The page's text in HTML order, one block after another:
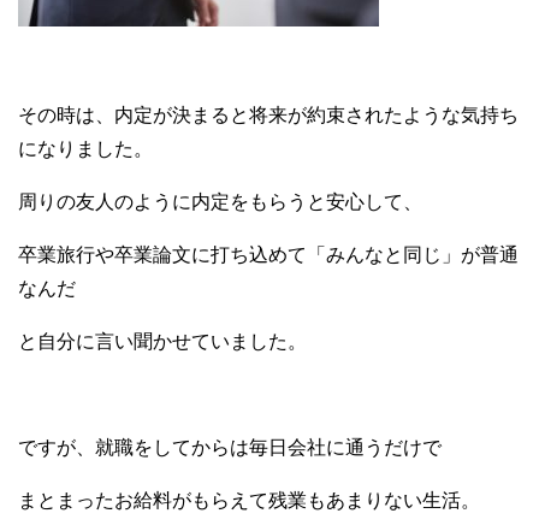
その時は、内定が決まると将来が約束されたような気持ち
になりました。
周りの友人のように内定をもらうと安心して、
卒業旅行や卒業論文に打ち込めて「みんなと同じ」が普通
なんだ
と自分に言い聞かせていました。
ですが、就職をしてからは毎日会社に通うだけで
まとまったお給料がもらえて残業もあまりない生活。